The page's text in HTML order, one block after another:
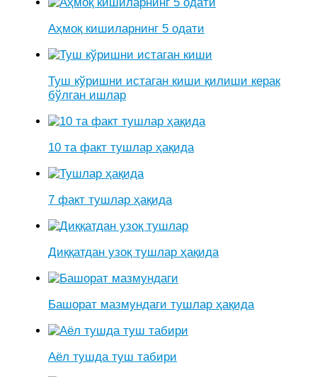
Аҳмоқ кишиларнинг 5 одати
Туш кўришни истаган киши қилиши керак
бўлган ишлар
10 та факт тушлар ҳақида
7 факт тушлар ҳақида
Диққатдан узоқ тушлар ҳақида
Башорат мазмундаги тушлар ҳақида
Аёл тушда туш табири